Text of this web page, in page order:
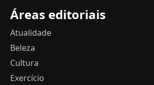
Áreas editoriais
Atualidade
Beleza
Cultura
Exercício